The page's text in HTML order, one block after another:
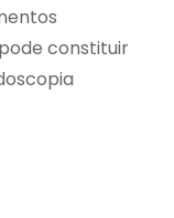
constituir